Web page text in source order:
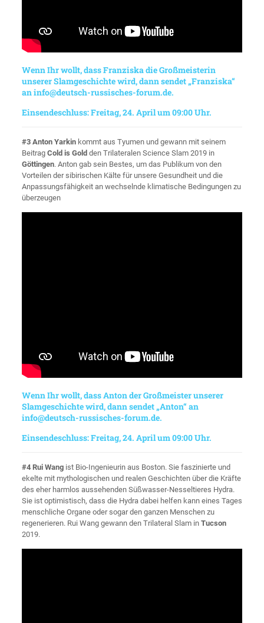
Wenn Ihr wollt, dass Franziska die Großmeisterin
unserer Slamgeschichte wird, dann sendet „Franziska“
aninfo@deutsch-russisches-forum.de.
Einsendeschluss: Freitag, 24. April um 09:00 Uhr.
#3 Anton Yarkin kommt aus Tyumen und gewann mit seinem
Beitrag Cold is Gold den Trilateralen Science Slam 2019 in
Göttingen. Anton gab sein Bestes, um das Publikum von den
Vorteilen der sibirischen Kälte für unsere Gesundheit und die
Anpassungsfähigkeit an wechselnde klimatische Bedingungen zu
überzeugen
Wenn Ihr wollt, dass Anton der Großmeister unserer
Slamgeschichte wird, dann sendet „Anton“ an
info@deutsch-russisches-forum.de.
Einsendeschluss: Freitag, 24. April um 09:00 Uhr.
#4 Rui Wang ist Bio-Ingenieurin aus Boston. Sie faszinierte und
ekelte mit mythologischen und realen Geschichten über die Kräfte
des eher harmlos aussehenden Süßwasser-Nesseltieres Hydra.
Sie ist optimistisch, dass die Hydra dabei helfen kann eines Tages
menschliche Organe oder sogar den ganzen Menschen zu
regenerieren. Rui Wang gewann den Trilateral Slam in Tucson
2019.